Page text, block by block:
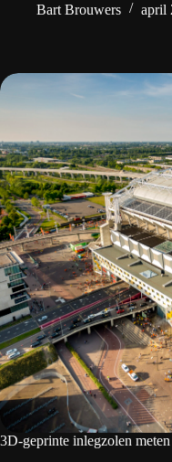
Bart Brouwers
april
3D-geprinte inlegzolen